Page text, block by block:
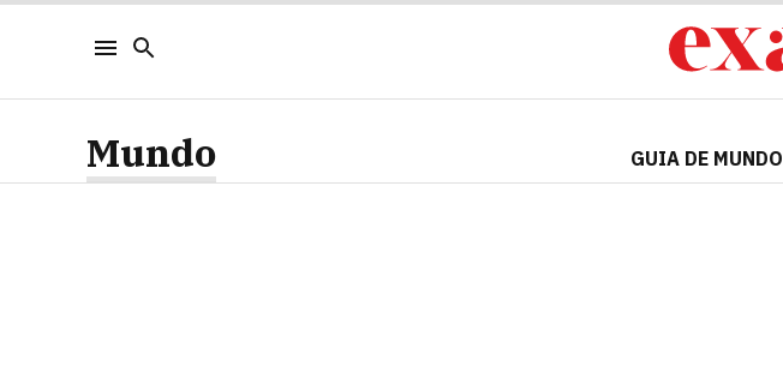
Mundo GUIA DE MUNDO